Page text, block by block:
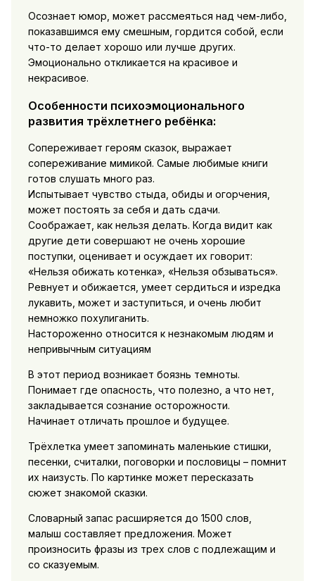
Осознает юмор, может рассмеяться над чем-либо,
показавшимся ему смешным, гордится собой, если
что-то делает хорошо или лучше других.
Эмоционально откликается на красивое и
некрасивое.
Особенности психоэмоционального
развития трёхлетнего ребёнка:
Сопереживает героям сказок, выражает
сопереживание мимикой. Самые любимые книги
готов слушать много раз.
Испытывает чувство стыда, обиды и огорчения,
может постоять за себя и дать сдачи.
Соображает, как нельзя делать. Когда видит как
другие дети совершают не очень хорошие
поступки, оценивает и осуждает их говорит:
«Нельзя обижать котенка», «Нельзя обзываться».
Ревнует и обижается, умеет сердиться и изредка
лукавить, может и заступиться, и очень любит
немножко похулиганить.
Настороженно относится к незнакомым людям и
непривычным ситуациям
В этот период возникает боязнь темноты.
Понимает где опасность, что полезно, а что нет,
закладывается сознание осторожности.
Начинает отличать прошлое и будущее.
Трёхлетка умеет запоминать маленькие стишки,
песенки, считалки, поговорки и пословицы – помнит
их наизусть. По картинке может пересказать
сюжет знакомой сказки.
Словарный запас расширяется до 1500 слов,
малыш составляет предложения. Может
произносить фразы из трех слов с подлежащим и
со сказуемым.